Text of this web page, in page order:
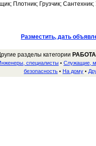
Плотник; Грузчик;
Разместить, дать
разделы категории
специалисты • Служащие,
безопасность • На дому •